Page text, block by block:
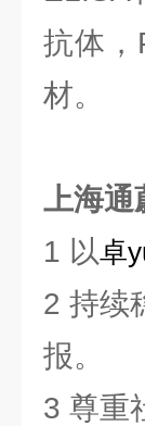
抗体
材。
上海通
1 以卓
2 持续
报。
3 尊重